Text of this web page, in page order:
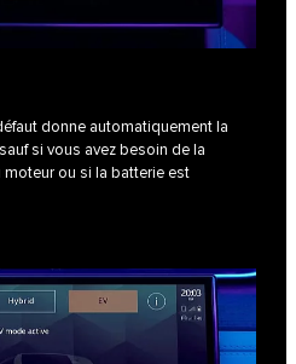
donne automatiquement la
si vous avez besoin de la
ou si la batterie est